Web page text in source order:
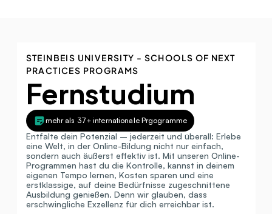
STEINBEIS UNIVERSITY - SCHOOLS OF NEXT
PRACTICES PROGRAMS
Fernstudium
mehr als 37+ internationale Prgogramme
Entfalte dein Potenzial – jederzeit und überall: Erlebe
eine Welt, in der Online-Bildung nicht nur einfach,
sondern auch äußerst effektiv ist. Mit unseren Online-
Programmen hast du die Kontrolle, kannst in deinem
eigenen Tempo lernen, Kosten sparen und eine
erstklassige, auf deine Bedürfnisse zugeschnittene
Ausbildung genießen. Denn wir glauben, dass
erschwingliche Exzellenz für dich erreichbar ist.